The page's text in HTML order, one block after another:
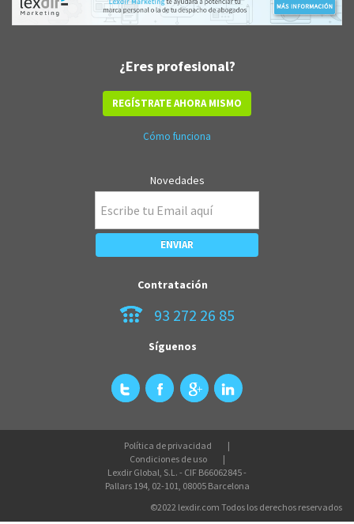
¿Eres profesional?
REGÍSTRATE AHORA MISMO
Cómo funciona
Novedades
Contratación
93 272 26 85
Síguenos
Política de privacidad
Condiciones de uso
Lexdir Global, S.L. - CIF B66062845 -
Pallars 194, 02-101, 08005 Barcelona
©2022 lexdir.com Todos los derechos reservados